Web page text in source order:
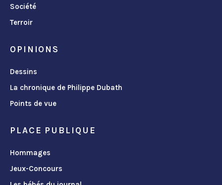
Société
Terroir
OPINIONS
Dessins
La chronique de Philippe Dubath
Points de vue
PLACE PUBLIQUE
Hommages
Jeux-Concours